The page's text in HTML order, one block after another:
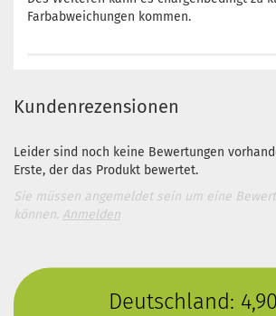
Farbabweichungen kommen.
Kundenrezensionen
Leider sind noch keine Bewertungen
Erste, der das Produkt bewertet.
Sie müssen angemeldet sein um eine
können. Anmelden
Deutschland: